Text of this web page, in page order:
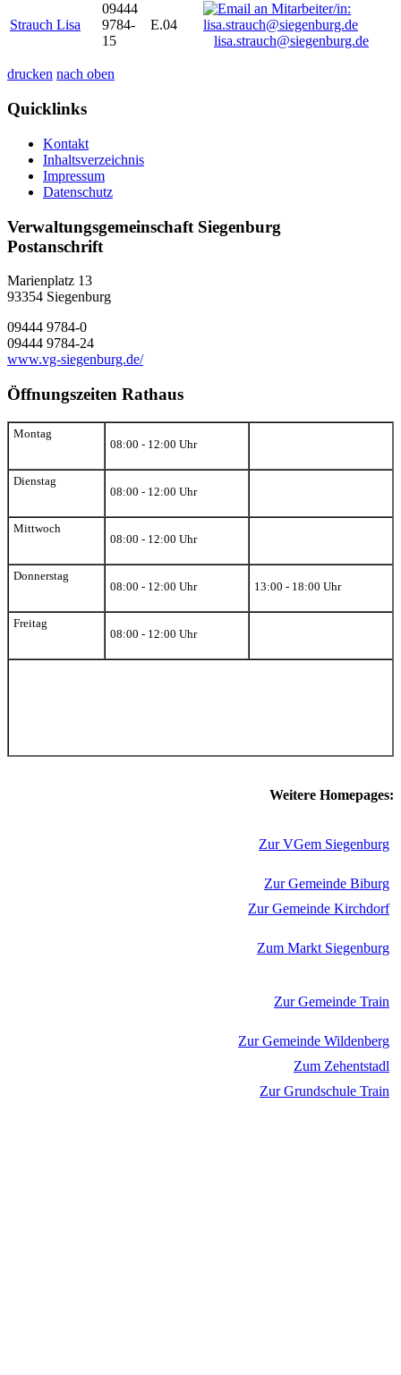
Strauch Lisa
09444
9784-
15
E.04
lisa.strauch@siegenburg.de
drucken nach oben
Quicklinks
Kontakt
Inhaltsverzeichnis
Impressum
Datenschutz
Verwaltungsgemeinschaft Siegenburg
Postanschrift
Marienplatz 13
93354 Siegenburg
09444 9784-0
09444 9784-24
www.vg-siegenburg.de/
Öffnungszeiten Rathaus
Montag
08:00 - 12:00 Uhr
Dienstag
08:00 - 12:00 Uhr
Mittwoch
08:00 - 12:00 Uhr
Donnerstag
08:00 - 12:00 Uhr
13:00 - 18:00 Uhr
Freitag
08:00 - 12:00 Uhr
Weitere Homepages:
Zur VGem Siegenburg
Zur Gemeinde Biburg
Zur Gemeinde Kirchdorf
Zum Markt Siegenburg
Zur Gemeinde Train
Zur Gemeinde Wildenberg
Zum Zehentstadl
Zur Grundschule Train